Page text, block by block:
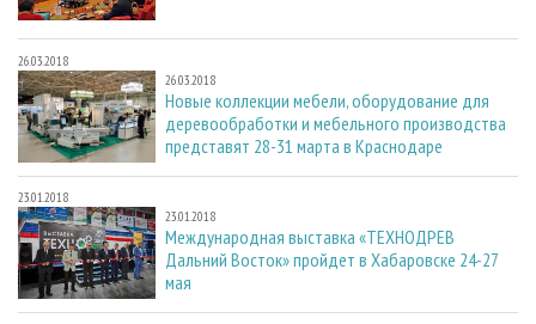
26.03.2018
26.03.2018
Новые коллекции мебели, оборудование для
деревообработки и мебельного производства
представят 28-31 марта в Краснодаре
23.01.2018
23.01.2018
Международная выставка «ТЕХНОДРЕВ
Дальний Восток» пройдет в Хабаровске 24-27
мая